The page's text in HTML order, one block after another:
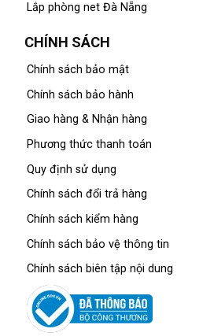
Lắp phòng net Đà Nẵng
CHÍNH SÁCH
Chính sách bảo mật
Chính sách bảo hành
Giao hàng & Nhận hàng
Phương thức thanh toán
Quy định sử dụng
Chính sách đổi trả hàng
Chính sách kiểm hàng
Chính sách bảo vệ thông tin
Chính sách biên tập nội dung